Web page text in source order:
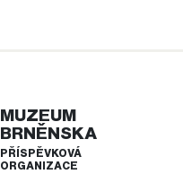
MUZEUM
BRNĚNSKA
PŘÍSPĚVKOVÁ
ORGANIZACE